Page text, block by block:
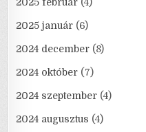
2025 február (4)
2025 január (6)
2024 december (8)
2024 október (7)
2024 szeptember (4)
2024 augusztus (4)